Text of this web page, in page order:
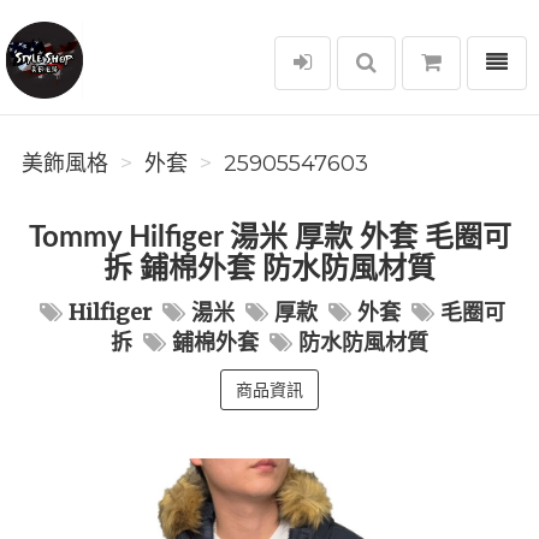
美飾風格
選單
美飾風格 外套 25905547603
Tommy Hilfiger 湯米 厚款 外套 毛圈可
拆 鋪棉外套 防水防風材質
Hilfiger 湯米 厚款 外套
毛圈可
拆
鋪棉外套 防水防風材質
商品資訊